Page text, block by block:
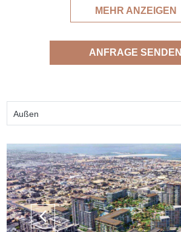
MEHR ANZEIGEN
ANFRAGE SENDEN
Außen